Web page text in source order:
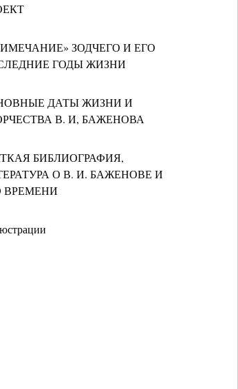
ЗОДЧЕГО И ЕГО
ГОДЫ ЖИЗНИ
ДАТЫ ЖИЗНИ И
В. И, БАЖЕНОВА
БИБЛИОГРАФИЯ,
О В. И. БАЖЕНОВЕ И
ВРЕМЕНИ